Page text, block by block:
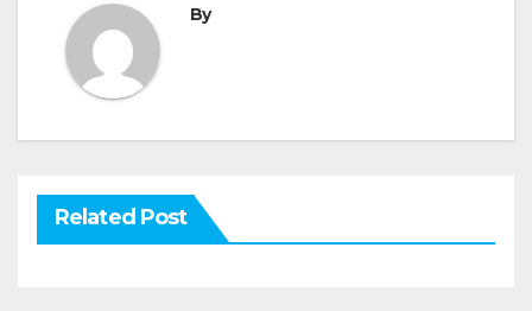
By
Related Post